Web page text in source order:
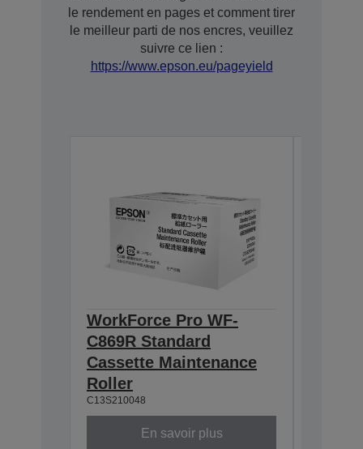
le rendement en pages et comment tirer
le meilleur parti de nos encres, veuillez
suivre ce lien :
https://www.epson.eu/pageyield
WorkForce Pro WF-
C869R Standard
Cassette Maintenance
Roller
C13S210048
En savoir plus